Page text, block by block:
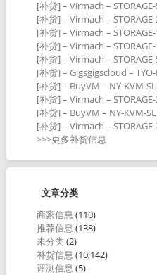
[补货] – Virmach –
[补货] – Virmach –
[补货] – Virmach –
[补货] – Virmach –
[补货] – Virmach –
[补货] – Gigsgigscloud –
[补货] – BuyVM – NY-KVM-
[补货] – Virmach –
[补货] – BuyVM – NY-KVM-
[补货] – Virmach –
>>>更多补货信息
文章分类
商家信息 (110)
推荐信息 (138)
未分类(2)
补货信息 (10,142)
评测信息 (5)